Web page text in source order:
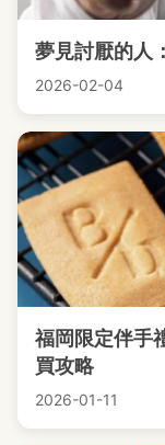
夢見討厭的人
2026-02-04
福岡限定伴手
買攻略
2026-01-11